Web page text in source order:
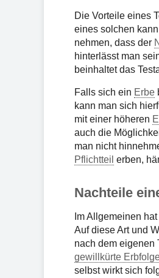
Die Vorteile eines
eines solchen
nehmen, dass der
hinterlässt man
beinhaltet das
Falls sich ein Erbe
kann man sich
mit einer höheren
auch die
man nicht
Pflichtteil erben,
Nachteile
Im Allgemeinen
Auf diese Art und
nach dem eigenen
gewillkürte
selbst wirkt sich